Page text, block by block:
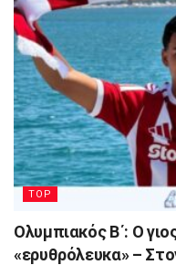
TOP
Ολυμπιακός Β΄: Ο
«ερυθρόλευκα» –